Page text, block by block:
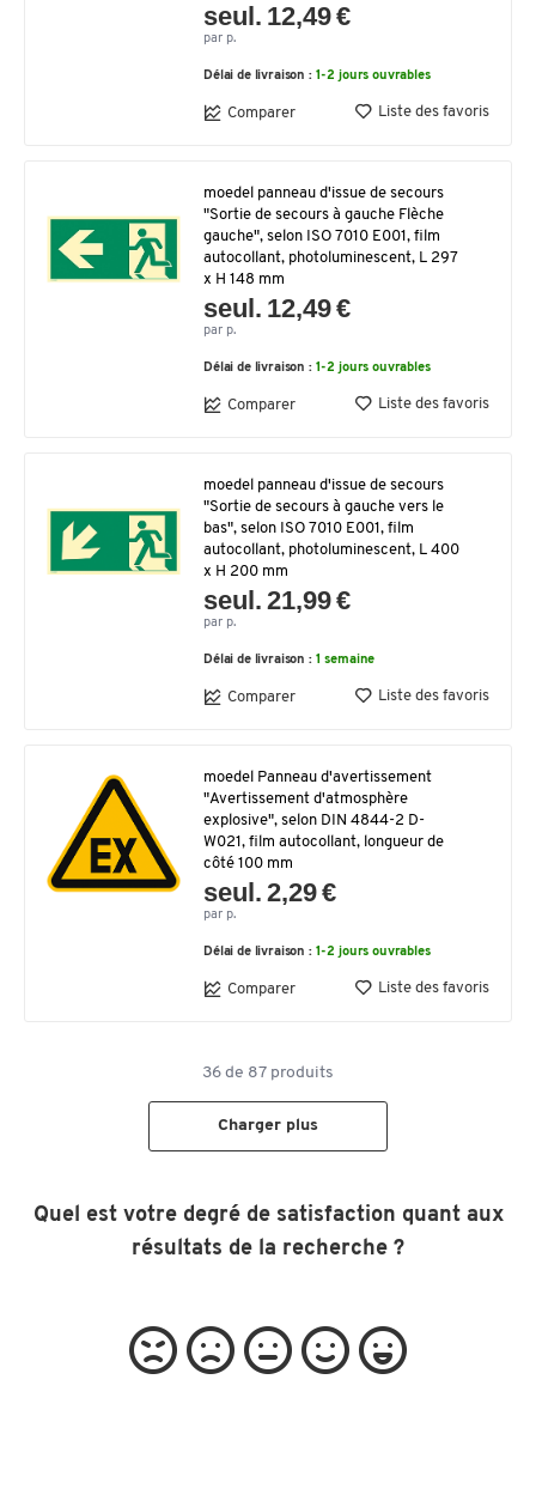
seul. 12,49 €
par p.
Délai de livraison : 1-2 jours ouvrables
Comparer Liste des favoris
moedel panneau d'issue de secours
"Sortie de secours à gauche Flèche
gauche", selon ISO 7010 E001, film
autocollant, photoluminescent, L 297
x H 148 mm
seul. 12,49 €
par p.
Délai de livraison : 1-2 jours ouvrables
Comparer Liste des favoris
moedel panneau d'issue de secours
"Sortie de secours à gauche vers le
bas", selon ISO 7010 E001, film
autocollant, photoluminescent, L 400
x H 200 mm
seul. 21,99 €
par p.
Délai de livraison : 1 semaine
Comparer Liste des favoris
moedel Panneau d'avertissement
"Avertissement d'atmosphère
explosive", selon DIN 4844-2 D-
W021, film autocollant, longueur de
côté 100 mm
seul. 2,29 €
par p.
Délai de livraison : 1-2 jours ouvrables
Comparer Liste des favoris
36 de 87 produits
Charger plus
Quel est votre degré de satisfaction quant aux
résultats de la recherche ?